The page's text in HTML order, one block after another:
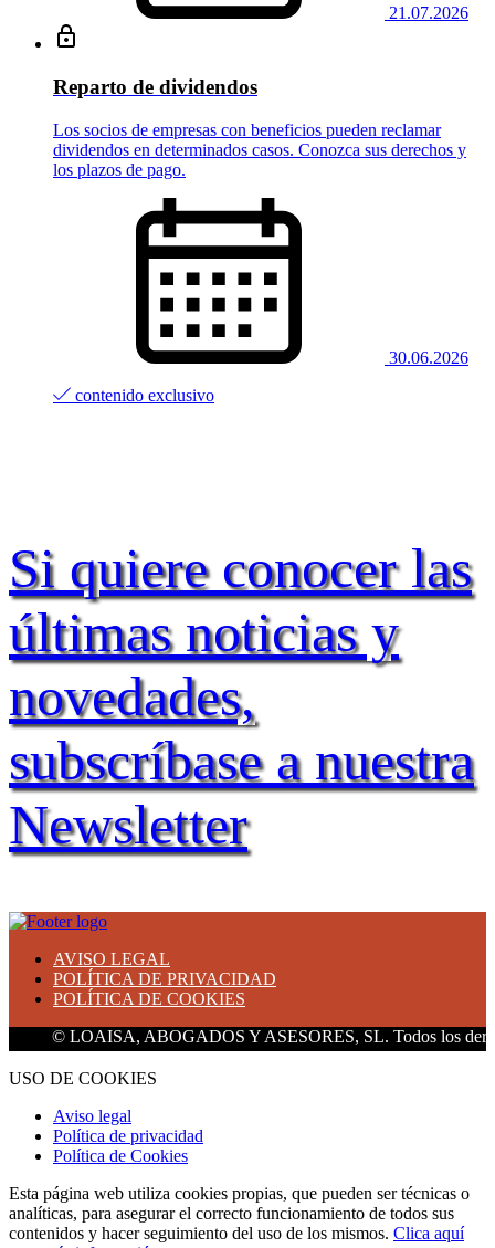
21.07.2026
Reparto de dividendos
Los socios de empresas con beneficios pueden reclamar
dividendos en determinados casos. Conozca sus derechos y
los plazos de pago.
30.06.2026
contenido exclusivo
Si quiere conocer las
últimas noticias y
novedades,
subscríbase a nuestra
Newsletter
AVISO LEGAL
POLÍTICA DE PRIVACIDAD
POLÍTICA DE COOKIES
© LOAISA, ABOGADOS Y ASESORES, SL. Todos los derechos
USO DE COOKIES
Aviso legal
Política de privacidad
Política de Cookies
Esta página web utiliza cookies propias, que pueden ser técnicas o
analíticas, para asegurar el correcto funcionamiento de todos sus
contenidos y hacer seguimiento del uso de los mismos. Clica aquí